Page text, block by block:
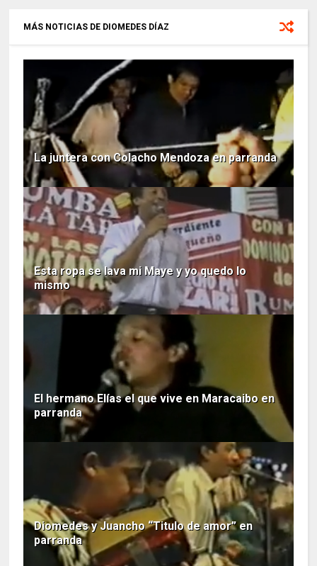
MÁS NOTICIAS DE DIOMEDES DÍAZ
La juntera con Colacho Mendoza en parranda
Esta ropa se lava mi Maye y yo quedo lo
mismo
El hermano Elías el que vive en Maracaibo en
parranda
Diomedes y Juancho “Titulo de amor” en
parranda